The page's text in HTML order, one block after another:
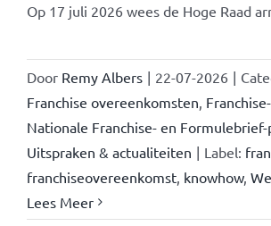
Op 17 juli 2026 wees de Hoge Raad
Door Remy Albers | 22-07-2026 |
Franchise overeenkomsten
Nationale Franchise- en
Uitspraken & actualiteiten | Label:
franchiseovereenkomst, knowhow,
Lees Meer